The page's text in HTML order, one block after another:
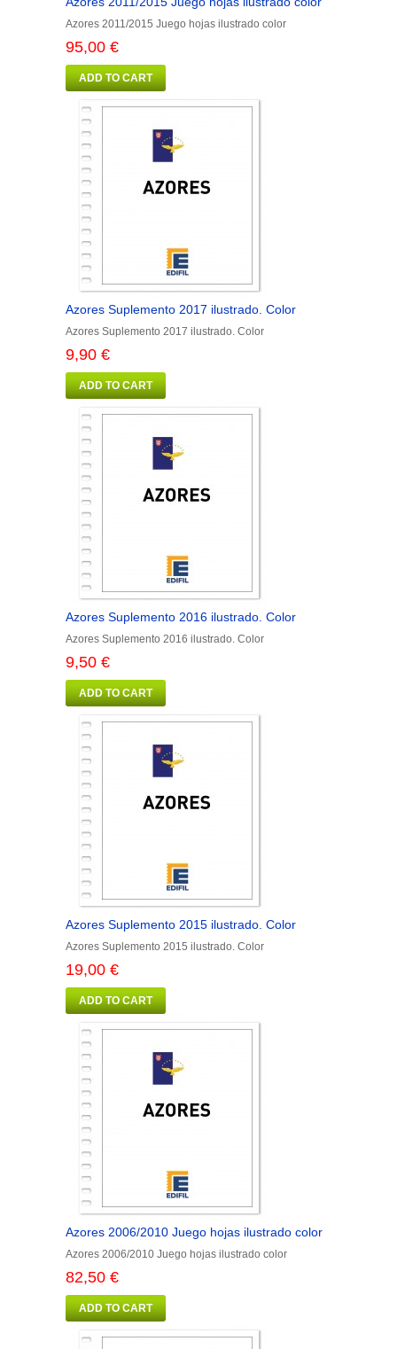
Azores 2011/2015 Juego hojas ilustrado color
95,00 €
ADD TO CART
Azores Suplemento 2017 ilustrado. Color
Azores Suplemento 2017 ilustrado. Color
9,90 €
ADD TO CART
Azores Suplemento 2016 ilustrado. Color
Azores Suplemento 2016 ilustrado. Color
9,50 €
ADD TO CART
Azores Suplemento 2015 ilustrado. Color
Azores Suplemento 2015 ilustrado. Color
19,00 €
ADD TO CART
Azores 2006/2010 Juego hojas ilustrado color
Azores 2006/2010 Juego hojas ilustrado color
82,50 €
ADD TO CART